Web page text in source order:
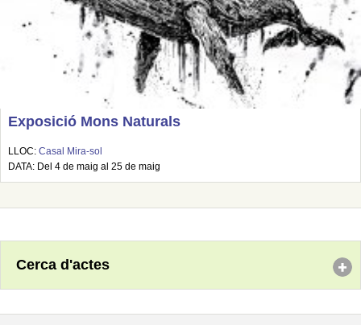
Exposició Mons Naturals
LLOC: Casal Mira-sol
DATA: Del 4 de maig al 25 de maig
Cerca d'actes